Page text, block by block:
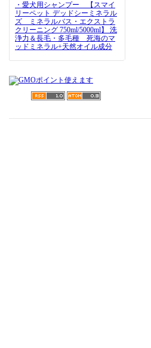
・愛犬用シャンプー 【スマイ
リーペット デッドシーミネラル
ズ ミネラルバス・エクストラ
クリーニング 750ml/5000ml】 洗
浄力＆長毛・多毛種 死海のマ
ッドミネラル+天然オイル成分